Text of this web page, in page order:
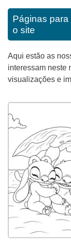
Páginas
o site
Aqui estão as
interessam neste
visualizações e